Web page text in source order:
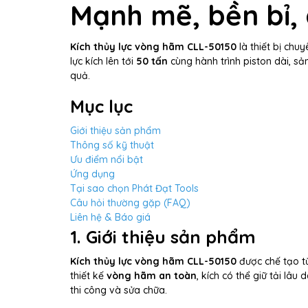
Mạnh mẽ, bền
Kích thủy lực vòng hãm CLL-50150 là thiết bị
lực kích lên tới 50 tấn cùng hành trình piston dài,
quả.
Mục lục
Giới thiệu sản phẩm
Thông số kỹ thuật
Ưu điểm nổi bật
Ứng dụng
Tại sao chọn Phát Đạt Tools
Câu hỏi thường gặp (FAQ)
Liên hệ & Báo giá
1. Giới thiệu sản phẩm
Kích thủy lực vòng hãm CLL-50150 được chế tạo
thiết kế vòng hãm an toàn, kích có thể giữ tải lâu
thi công và sửa chữa.